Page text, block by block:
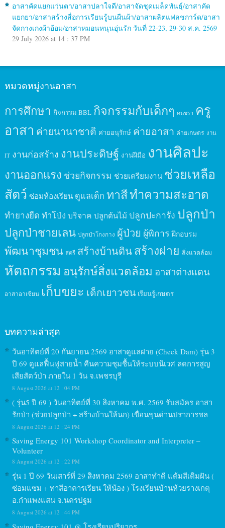
อาสาคัดแยกแว่นตา/อาสาปลาใจดี/อาสาจัดชุดเมล็ดพันธุ์/อาสาคัด
แยกยา/อาสาสร้างสื่อการเรียนรู้บนผืนผ้า/อาสาผลิตแฟลชการ์ด/อาสา
จัดกางเกงผ้าอ้อม/อาสาหมอนหนุนอุ่นรัก วันที่ 22-23, 29-30 ส.ค. 2569
29 July 2026 at 14 : 37 PM
หมวดหมู่งานอาสา
การศึกษา กิจกรรม BBL กิจกรรมกับเด็กๆ คนชรา ครู
อาสา ค่ายนานาชาติ ค่ายอนุรักษ์ ค่ายอาสา ค่ายเกษตร งาน
IT งานก่อสร้าง งานประดิษฐ์ งานฝีมือ งานศิลปะ
งานออกแรง ช่วยกิจกรรม ช่วยเตรียมงาน ช่วยเหลือ
สัตว์ ซ่อมห้องเรียน ดูแลเด็ก ทาสีทำความสะอาด
ทำยางยืด ทำโป่ง บริจาค ปลูกต้นไม้ ปลูกปะการัง ปลูกป่า
ปลูกป่าชายเลน ปลูกป่าโกงกาง ผู้ป่วย ผู้พิการ ฝึกอบรม
พัฒนาชุมชน สตรี สร้างบ้านดินสร้างฝาย สิ่งแวดล้อม
หัตถกรรม อนุรักษ์สิ่งแวดล้อม อาสาต่างแดน
อาสาอาเซียน เก็บขยะ เด็กเยาวชน เรียนรู้เกษตร
บทความล่าสุด
วันอาทิตย์ที่ 20 กันยายน 2569 อาสาดูแลฝาย (Check Dam) รุ่น 3
ปี 69 ดูแลฟื้นฟูสายน้ำ คืนความชุมชื้นให้ระบบนิเวศ ลดการสูญ
เสียสัตว์ป่า ภายใน 1 วัน จ.เพชรบุรี
8 August 2026 at 12 : 04 PM
( รุ่น5 ปี 69 ) วันอาทิตย์ที่ 30 สิงหาคม พ.ศ. 2569 รับสมัคร อาสา
รักป่า (ช่วยปลูกป่า + สร้างบ้านให้นก) เขื่อนขุนด่านปราการชล
8 August 2026 at 12 : 24 PM
Saving Energy 101 Workshop Coordinator and Interpreter –
Volunteer
8 August 2026 at 12 : 22 PM
รุ่น 1 ปี 69 วันเสาร์ที่ 29 สิงหาคม 2569 อาสาทำดี แต้มสีเติมฝัน (
ซ่อมแซม + ทาสีอาคารเรียน ให้น้อง ) โรงเรียนบ้านห้วยรางเกตุ
อ.กำแพงแสน จ.นครปฐม
8 August 2026 at 12 : 44 PM